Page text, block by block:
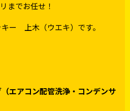
までお任せ！
ー 上木（ウエキ）です。
エアコン配管洗浄・コンデンサ